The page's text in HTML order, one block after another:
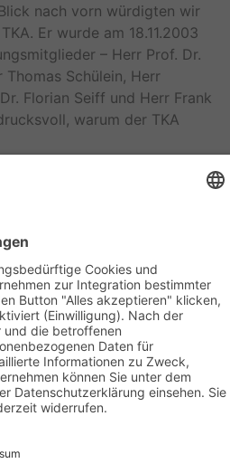
nach vorn würdigten wir
Er wurde am 18.11.2003
– Herr Prof. Dr.
Schülein, Herr
Florian Seiff und Herr Frank
warum der TKA
Weiter→
Geschäftsstelle Adlershof
Kekuléstraße 2-4
12489 Berlin
6392 2280
6392 2282